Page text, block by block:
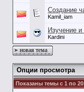
Создание
Kamil_iam
Изучение
Kardini
новая тема
Опции просмотра
Показаны темы с 1 по 20